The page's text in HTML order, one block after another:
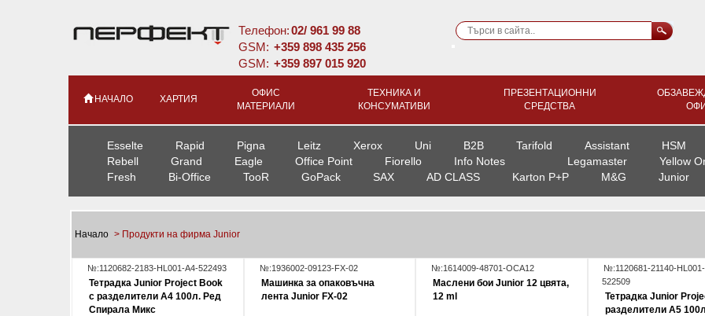
Телефон:02/ 961 99 88
GSM: +359 898 435 256
GSM: +359 897 015 920
НАЧАЛО ХАРТИЯ
ОФИС
МАТЕРИАЛИ
ТЕХНИКА И
КОНСУМАТИВИ
ПРЕЗЕНТАЦИОННИ
СРЕДСТВА
Esselte Rapid Pigna Leitz Xerox Uni B2B Tarifold Assistant
HSM
Rebell
Grand Eagle Office Point Fiorello Info Notes Legamaster
Yellow
Fresh
Bi-Office TooR GoPack SAX AD CLASS Karton P+P M&G Junior
Начало > Продукти на фирма Junior
№:1120682-2183-HL001-A4-522493
Тетрадка Junior Project Book
с разделители А4 100л. Ред
Спирала Микс
№:1936002-09123-FX-02
Машинка за опаковъчна
лента Junior FX-02
№:1614009-48701-OCA12
Маслени бои Junior 12 цвята,
12 ml
№:1120681-21140-
522509
Тетрадка Junior
разделители A5